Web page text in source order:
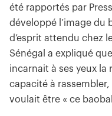
été rapportés par
développé l’image du
d’esprit attendu chez
Sénégal a expliqué
incarnait à ses yeux la
capacité à
voulait être « ce